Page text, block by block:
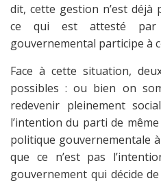
dit, cette gestion n’est déjà
ce qui est attesté
gouvernemental participe à
Face à cette situation,
possibles : ou bien on
redevenir pleinement
l’intention du parti de
politique gouvernementale
que ce n’est pas
gouvernement qui décide